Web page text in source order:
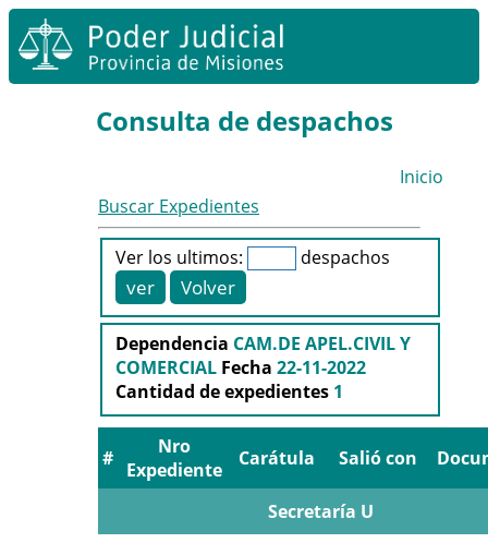
Consulta de despachos
Inicio
Buscar Expedientes
Ver los ultimos: despachos
Dependencia CAM.DE APEL.CIVIL Y
COMERCIAL Fecha22-11-2022
Cantidad de expedientes 1
#
Nro
Expediente
Carátula Salió con
Secretaría U